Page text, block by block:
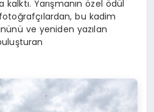
Yarışmanın özel ödül
bu kadim
ve yeniden yazılan